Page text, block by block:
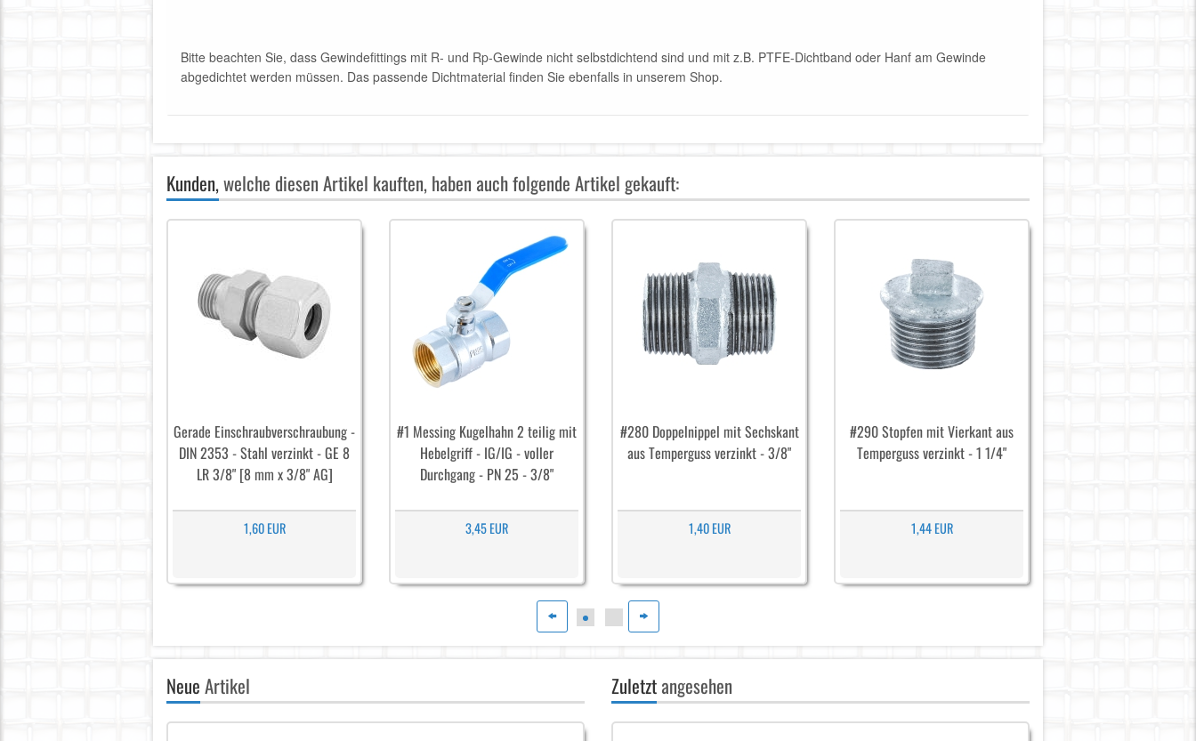
Bitte beachten Sie, dass Gewindefittings mit R- und Rp-Gewinde nicht selbstdichtend sind und mit z.B. PTFE-Dichtband oder Hanf am Gewinde
abgedichtet werden müssen. Das passende Dichtmaterial finden Sie ebenfalls in unserem Shop.
Kunden,welche diesen Artikel kauften, haben auch folgende Artikel gekauft:
Gerade Einschraubverschraubung -
DIN 2353 - Stahl verzinkt - GE 8
LR 3/8" [8 mm x 3/8" AG]
1,60 EUR
#1 Messing Kugelhahn 2 teilig mit
Hebelgriff - IG/IG - voller
Durchgang - PN 25 - 3/8"
3,45 EUR
#280 Doppelnippel mit Sechskant
aus Temperguss verzinkt - 3/8"
1,40 EUR
#290 Stopfen mit Vierkant aus
Temperguss verzinkt - 1 1/4"
1,44 EUR
NeueArtikel Zuletztangesehen